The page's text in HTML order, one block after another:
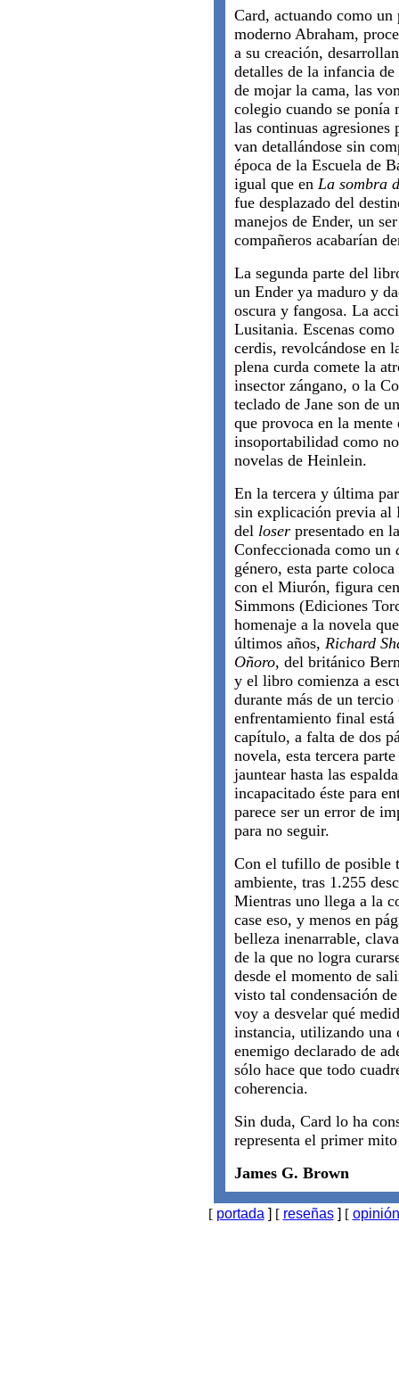
Card, actuando como
moderno Abraham,
a su creación,
detalles de la infancia
de mojar la cama, las
colegio cuando se ponía
las continuas agresiones
van detallándose sin
época de la Escuela de
igual que en La sombra
fue desplazado del
manejos de Ender, un
compañeros acabarían
La segunda parte del
un Ender ya maduro y
oscura y fangosa. La
Lusitania. Escenas
cerdis, revolcándose en
plena curda comete la
insector zángano, o la
teclado de Jane son de
que provoca en la
insoportabilidad como
novelas de Heinlein.
En la tercera y última
sin explicación previa al
del loser presentado en
Confeccionada como un
género, esta parte
con el Miurón, figura
Simmons (Ediciones
homenaje a la novela
últimos años, Richard
Oñoro, del británico
y el libro comienza a
durante más de un
enfrentamiento final
capítulo, a falta de dos
novela, esta tercera
jauntear hasta las
incapacitado éste para
parece ser un error de
para no seguir.
Con el tufillo de posible
ambiente, tras 1.255
Mientras uno llega a la
case eso, y menos en
belleza inenarrable,
de la que no logra
desde el momento de
visto tal condensación
voy a desvelar qué
instancia, utilizando una
enemigo declarado de
sólo hace que todo
coherencia.
Sin duda, Card lo ha
representa el primer
James G. Brown
[ portada ] [ reseñas] [ opinión